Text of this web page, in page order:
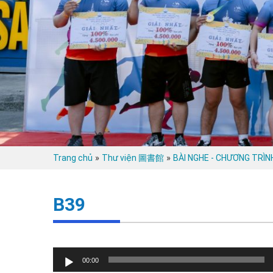
Trang chủ » Thư viện 圖書館 » BÀI NGHE - CHƯƠNG
B39
chơi
00:00